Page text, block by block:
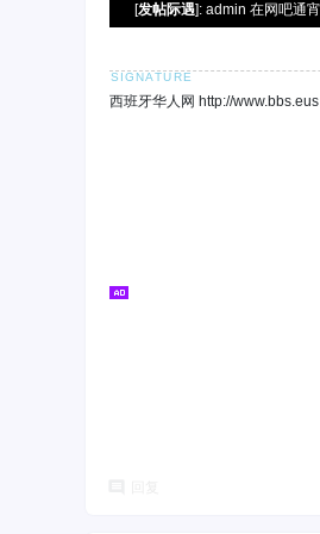
[发帖际遇]: admin 在网吧通
西班牙华人网 http://